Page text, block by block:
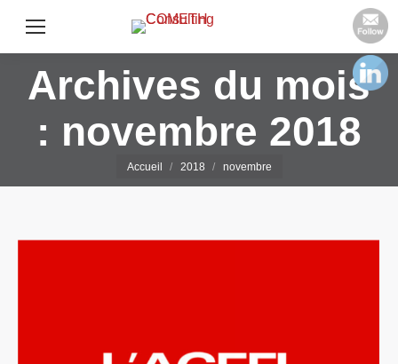
Archives du mois
: novembre 2018
Vous êtes ici :
Accueil 2018 novembre